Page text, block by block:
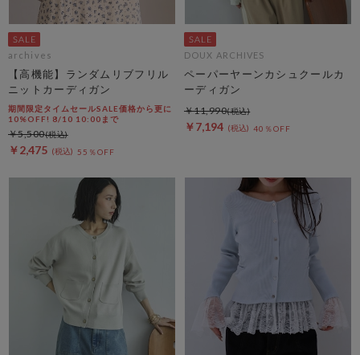
archives
【高機能】ランダムリブフリル
ニットカーディガン
期間限定タイムセールSALE価格から更に
10%OFF! 8/10 10:00まで
￥2,475 55％OFF
￥5,500
DOUX ARCHIVES
ペーパーヤーンカシュクールカ
ーディガン
￥7,194 40％OFF
￥11,990